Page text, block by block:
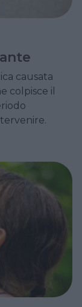
causata
colpisce il